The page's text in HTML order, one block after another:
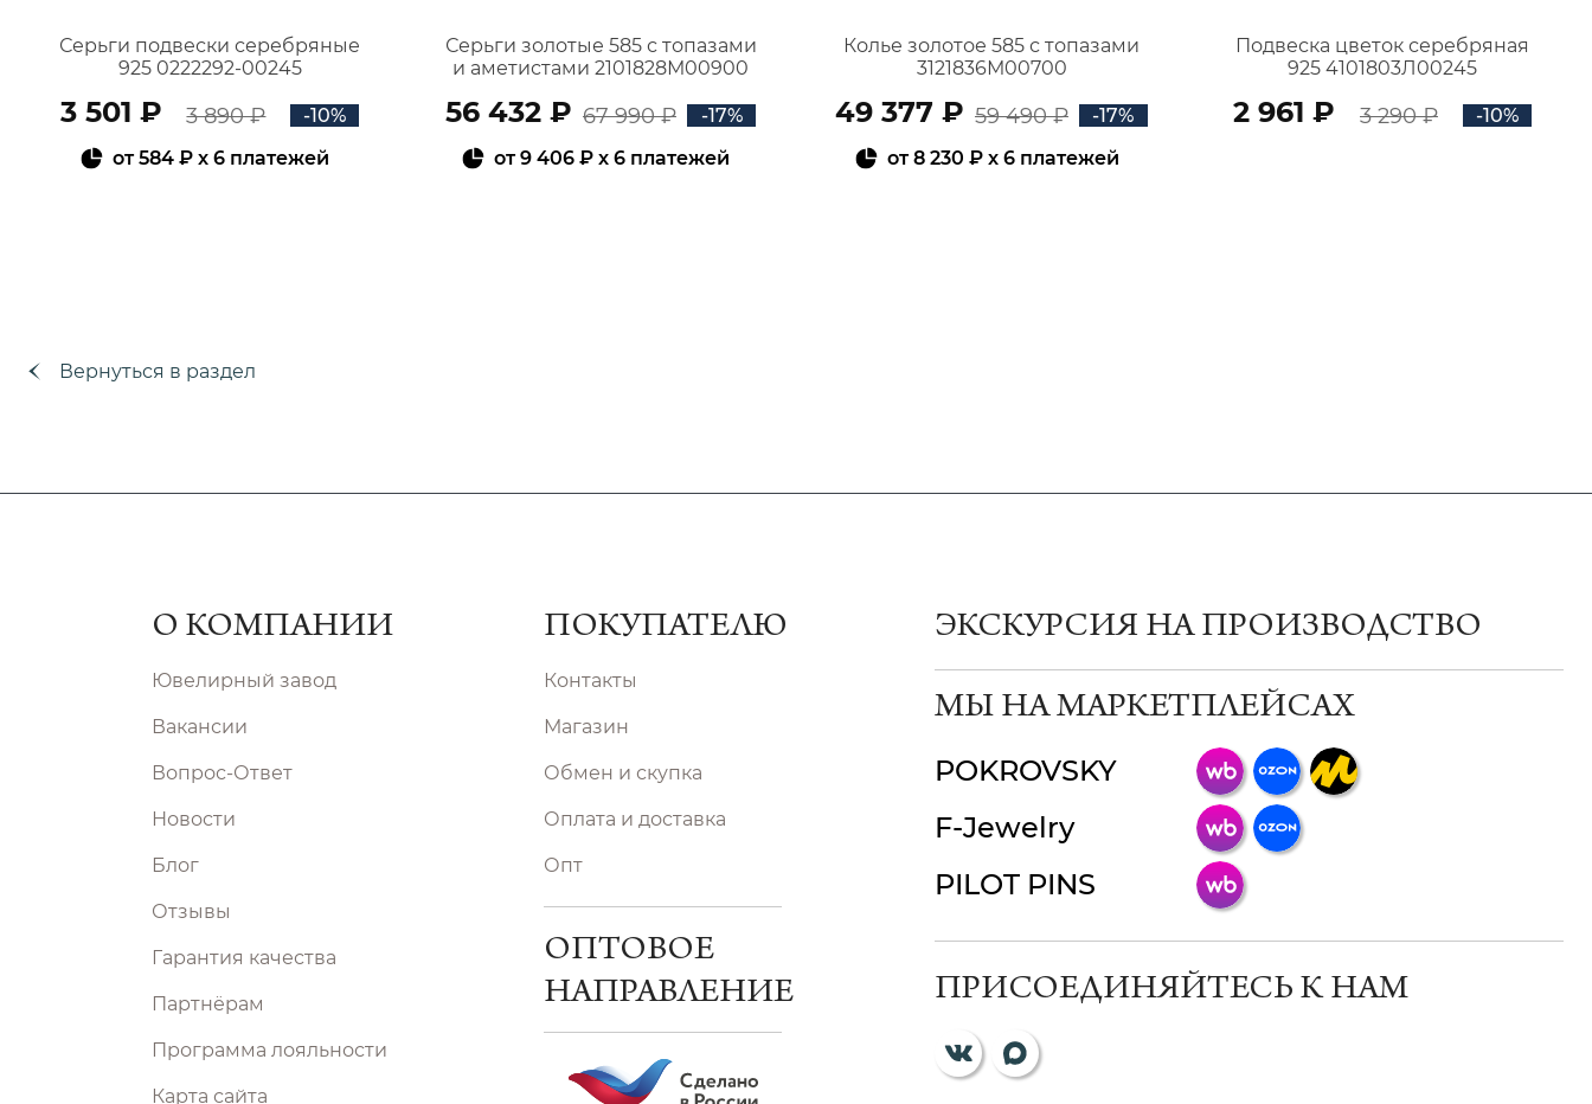
Серьги подвески серебряные
925 0222292-00245
3 501 ₽ 3 890 ₽
-10%
от584 ₽ x 6 платежей
Серьги золотые 585 с топазами
и аметистами 2101828М00900
56 432 ₽ 67 990 ₽
-17%
от9 406 ₽ x 6 платежей
Колье золотое 585 с топазами
3121836М00700
49 377 ₽ 59 490 ₽
-17%
от8 230 ₽x 6 платежей
Подвеска цветок серебряная
925 4101803Л00245
2 961 ₽ 3 290 ₽ -10%
Вернуться в раздел
О КОМПАНИИ
Ювелирный завод
Вакансии
Вопрос-Ответ
Новости
Блог
Отзывы
Гарантия качества
Партнёрам
Программа лояльности
Карта сайта
ПОКУПАТЕЛЮ
Контакты
Магазин
Обмен и скупка
Оплата и доставка
Опт
ОПТОВОЕ
НАПРАВЛЕНИЕ
ЭКСКУРСИЯ НА ПРОИЗВОДСТВО
МЫ НА МАРКЕТПЛЕЙСАХ
POKROVSKY
F-Jewelry
PILOT PINS
ПРИСОЕДИНЯЙТЕСЬ К НАМ
ChatApp
мессенджер!